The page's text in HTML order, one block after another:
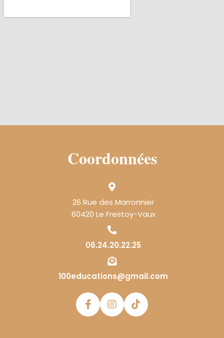
Coordonnées
26 Rue des Marronnier
60420 Le Frestoy-Vaux
06.24.20.22.25
100educations@gmail.com